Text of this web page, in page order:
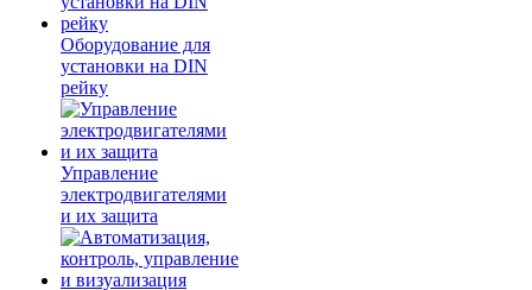
Оборудование для
установки на DIN
рейку
Управление
электродвигателями
и их защита